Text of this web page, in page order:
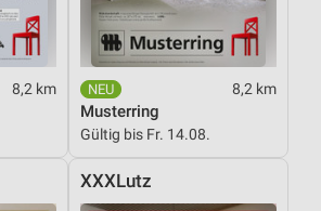
8,2 km 8,2 km
Musterring
Gültig bis Fr. 14.08.
XXXLutz